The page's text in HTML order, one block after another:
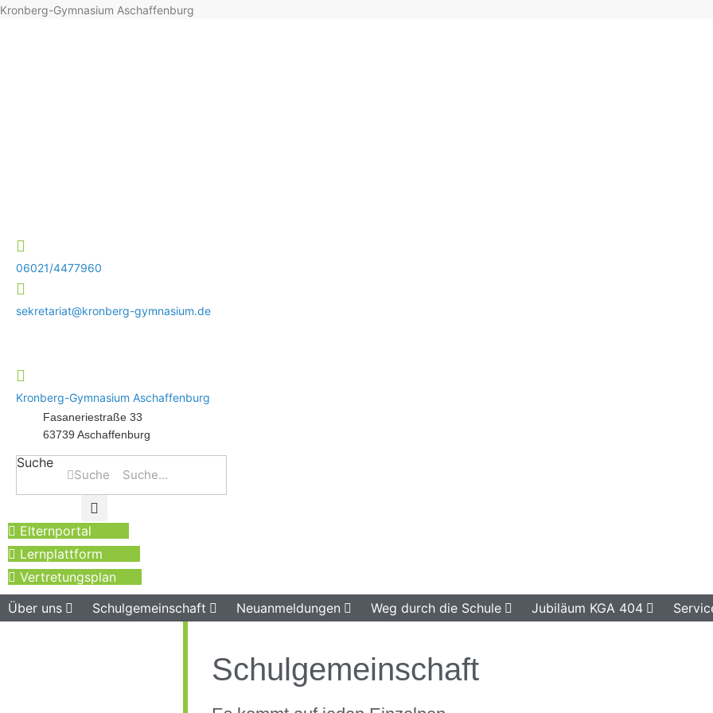
Kronberg-Gymnasium Aschaffenburg
06021/4477960
sekretariat@kronberg-gymnasium.de
Kronberg-Gymnasium Aschaffenburg
Fasaneriestraße 33
63739 Aschaffenburg
Suche
Suche
Elternportal
Lernplattform
Vertretungsplan
Über uns
Schulgemeinschaft Neuanmeldungen Weg durch die Schule Jubiläum KGA 404
Schulgemeinschaft